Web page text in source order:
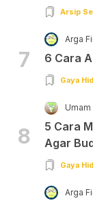
Arsip
7
Arga
6 Cara
Gaya
8
Umam
5 Cara
Agar
Gaya
Arga